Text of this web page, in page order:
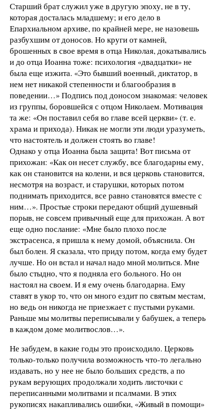
Старший брат служил уже в другую эпоху, не в ту,
которая досталась младшему; и его дело в
Епархиальном архиве, по крайней мере, не назовешь
разбухшим от доносов. Но круги от камней,
брошенных в свое время в отца Николая, докатывались
и до отца Иоанна тоже: психология «двадцатки» не
была еще изжита. «Это бывший военный, диктатор, в
нем нет никакой степенности и благообразия в
поведении…» Подпись под доносом знакомая: человек
из группы, боровшейся с отцом Николаем. Мотивация
та же: «Он поставил себя во главе всей церкви» (т. е.
храма и прихода). Никак не могли эти люди уразуметь,
что настоятель и должен стоять во главе!
Однако у отца Иоанна была защита! Вот письма от
прихожан: «Как он несет службу, все благодарны ему,
как он становится на колени, и вся церковь становится,
несмотря на возраст, и старушки, которых потом
поднимать приходится, все равно становятся вместе с
ним…». Простые строки передают общий душевный
порыв, не совсем привычный еще для прихожан. А вот
еще одно послание: «Мне было плохо после
экстрасенса, я пришла к нему домой, объяснила. Он
был болен. Я сказала, что приду потом, когда ему будет
лучше. Но он встал и начал надо мной молиться. Мне
было стыдно, что я подняла его больного. Но он
настоял на своем. И я ему очень благодарна. Ему
ставят в укор то, что он много ездит по святым местам,
но ведь он никогда не приезжает с пустыми руками.
Раньше мы молитвы переписывали у бабушек, а теперь
в каждом доме молитвослов…».
Не забудем, в какие годы это происходило. Церковь
только-только получила возможность что-то легально
издавать, но у нее не было больших средств, а по
рукам верующих продолжали ходить листочки с
переписанными молитвами и псалмами. В этих
рукописях накапливались ошибки, «Живый в помощи»